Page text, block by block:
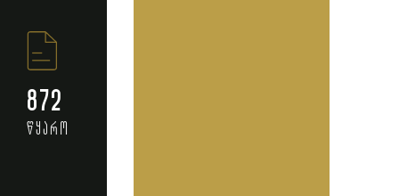
872
წყარო